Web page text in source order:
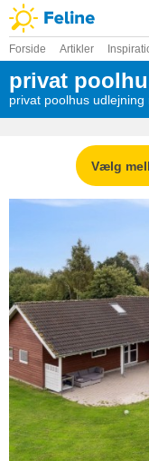
Forside Artikler
privat
privat poolhus
Vælg